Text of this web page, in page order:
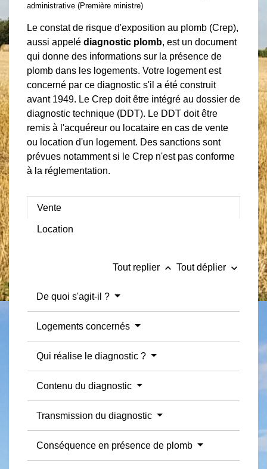
administrative (Première ministre)
Le constat de risque d'exposition au plomb (Crep),
aussi appelé diagnostic plomb, est un document
qui donne des informations sur la présence de
plomb dans les logements. Votre logement est
concerné par ce diagnostic s'il a été construit
avant 1949. Le Crep doit être intégré au dossier de
diagnostic technique (DDT). Le DDT doit être
remis à l'acquéreur ou locataire en cas de vente
ou location d'un logement. Des sanctions sont
prévues notamment si le Crep n'est pas conforme
à la réglementation.
Vente
Location
Tout replier keyboard_arrow_up Tout déplier keyboard_arrow_down
De quoi s'agit-il ?
Logements concernés
Qui réalise le diagnostic ?
Contenu du diagnostic
Transmission du diagnostic
Conséquence en présence de plomb